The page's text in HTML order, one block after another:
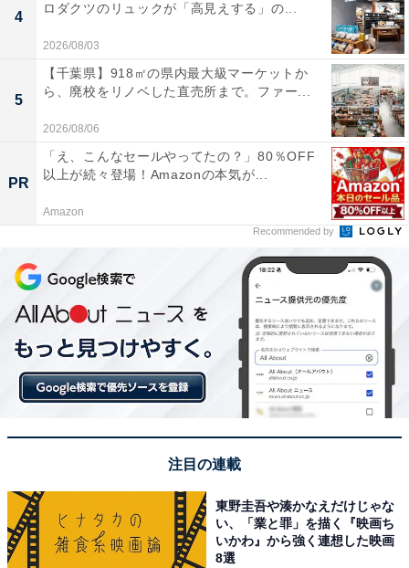
4
ロダクツのリュックが「高見えする」の...
2026/08/03
5
【千葉県】918㎡の県内最大級マーケットか
ら、廃校をリノベした直売所まで。ファー...
2026/08/06
PR
「え、こんなセールやってたの？」80％OFF
以上が続々登場！Amazonの本気が...
Amazon
Recommended by
注目の連載
東野圭吾や湊かなえだけじゃな
い、「業と罪」を描く『映画ち
いかわ』から強く連想した映画
8選